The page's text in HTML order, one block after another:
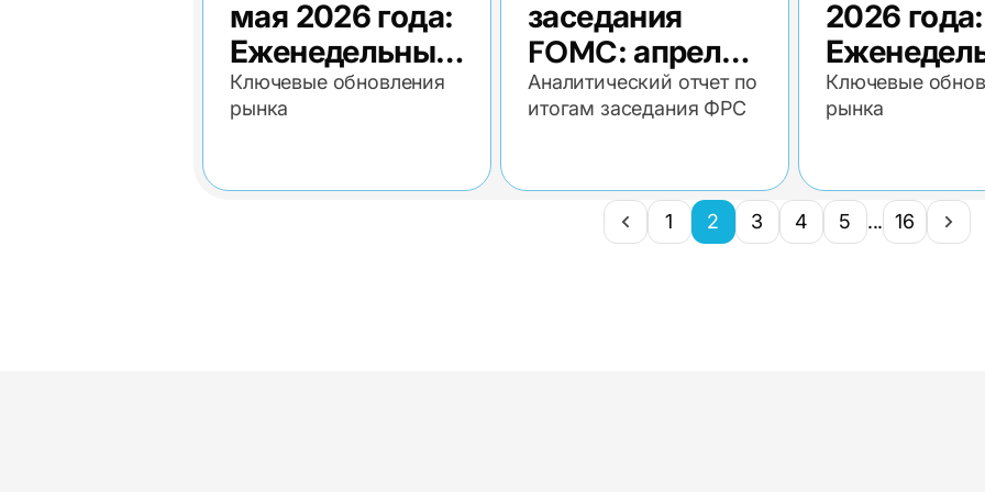
мая 2026 года:
Еженедельный
экономический
обзор
Ключевые обновления
рынка
заседания
FOMC: апрель
2026
Аналитический отчет по
итогам заседания ФРС
2026 года:
обзор
Ключевые
рынка
1 2 3 4 5 ... 16